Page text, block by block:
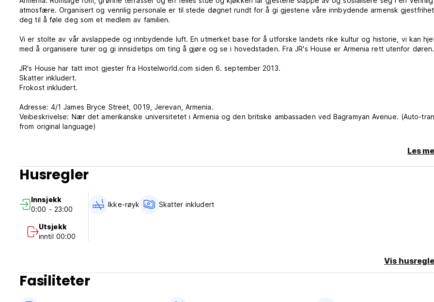
atmosfære. Organisert og vennlig personale er til stede døgnet rundt for å gi gjestene våre innbydende armensk
deg til å føle deg som et medlem av familien.
Vi er stolte av vår avslappede og innbydende luft. En utmerket base for å utforske landets rike kultur og historie, vi kan
med å organisere turer og gi innsidetips om ting å gjøre og se i hovedstaden. Fra JR's House er Armenia rett utenfor døren.
JR's House har tatt imot gjester fra Hostelworld.com siden 6. september 2013.
Skatter inkludert.
Frokost inkludert.
Adresse: 4/1 James Bryce Street, 0019, Jerevan, Armenia.
Veibeskrivelse: Nær det amerikanske universitetet i Armenia og den britiske ambassaden ved Bagramyan Avenue. (Auto-
from original language)
Les
Husregler
Innsjekk
0:00 - 23:00
Utsjekk
inntil 00:00
Ikke-røyk Skatter inkludert
Vis
Fasiliteter